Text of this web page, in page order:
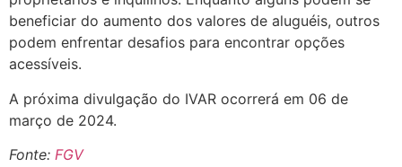
beneficiar do aumento dos valores de aluguéis, outros
podem enfrentar desafios para encontrar opções
acessíveis.
A próxima divulgação do IVAR ocorrerá em 06 de
março de 2024.
Fonte: FGV